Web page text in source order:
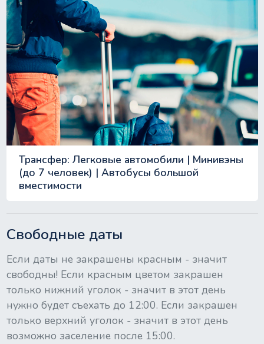
Трансфер: Легковые автомобили | Минивэны
(до 7 человек) | Автобусы большой
вместимости
Свободные даты
Если даты не закрашены красным - значит
свободны! Если красным цветом закрашен
только нижний уголок - значит в этот день
нужно будет съехать до 12:00. Если закрашен
только верхний уголок - значит в этот день
возможно заселение после 15:00.